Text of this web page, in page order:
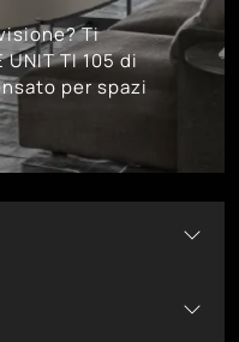
Ti
TI 105 di
per spazi